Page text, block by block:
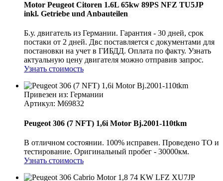
Motor Peugeot Citoren 1.6L 65kw 89PS NFZ TU5JP
inkl. Getriebe und Anbauteilen
Б.у. двигатель из Германии. Гарантия - 30 дней, срок
постаки от 2 дней. Двс поставляется с документами для
постановки на учет в ГИБДД. Оплата по факту. Узнать
актуальную цену двигателя можно отправив запрос.
Узнать стоимость
Привезен из: Германии
Артикул: M69832
Peugeot 306 (7 NFT) 1,6i Motor Bj.2001-110tkm
В отличном состоянии. 100% исправен. Проведено ТО и
тестирование. Оригинальный пробег - 30000км.
Узнать стоимость